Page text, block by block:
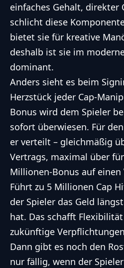
einfaches Gehalt, direkter
schlicht diese
bietet sie für kreative
deshalb ist sie im
dominant.
Anders sieht es beim
Herzstück jeder Cap-
Bonus wird dem Spieler
sofort überwiesen. Für
er verteilt – gleichmäßig
Vertrags, maximal über
Millionen-Bonus auf einen
Führt zu 5 Millionen Cap
der Spieler das Geld
hat. Das schafft
zukünftige
Dann gibt es noch den
nur fällig, wenn der